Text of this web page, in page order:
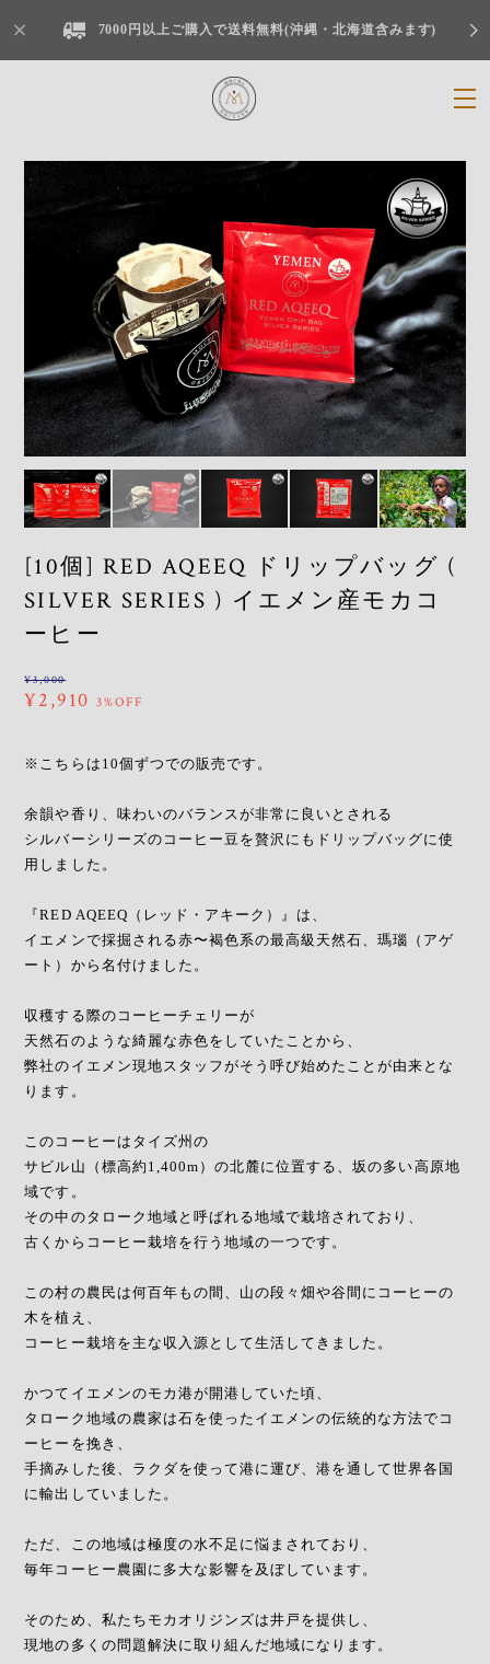
7000円以上ご購入で送料無料(沖縄・北海道含みます)
[10個] RED AQEEQ ドリップバッグ (
SILVER SERIES ) イエメン産モカコ
ーヒー
¥3,000
¥2,910 3%OFF
※こちらは10個ずつでの販売です。
余韻や香り、味わいのバランスが非常に良いとされる
シルバーシリーズのコーヒー豆を贅沢にもドリップバッグに使
用しました。
『RED AQEEQ（レッド・アキーク）』は、
イエメンで採掘される赤〜褐色系の最高級天然石、瑪瑙（アゲ
ート）から名付けました。
収穫する際のコーヒーチェリーが
天然石のような綺麗な赤色をしていたことから、
弊社のイエメン現地スタッフがそう呼び始めたことが由来とな
ります。
このコーヒーはタイズ州の
サビル山（標高約1,400m）の北麓に位置する、坂の多い高原地
域です。
その中のタローク地域と呼ばれる地域で栽培されており、
古くからコーヒー栽培を行う地域の一つです。
この村の農民は何百年もの間、山の段々畑や谷間にコーヒーの
木を植え、
コーヒー栽培を主な収入源として生活してきました。
かつてイエメンのモカ港が開港していた頃、
タローク地域の農家は石を使ったイエメンの伝統的な方法でコ
ーヒーを挽き、
手摘みした後、ラクダを使って港に運び、港を通して世界各国
に輸出していました。
ただ、この地域は極度の水不足に悩まされており、
毎年コーヒー農園に多大な影響を及ぼしています。
そのため、私たちモカオリジンズは井戸を提供し、
現地の多くの問題解決に取り組んだ地域になります。